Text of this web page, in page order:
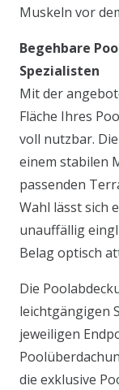
Muskeln vor
Begehbare
Spezialisten
Mit der
Fläche Ihres
voll nutzbar.
einem stabilen
passenden
Wahl lässt sich
unauffällig
Belag optisch
Die
leichtgängigen
jeweiligen
die exklusive